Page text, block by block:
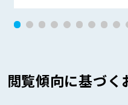
閲覧傾向に基づく